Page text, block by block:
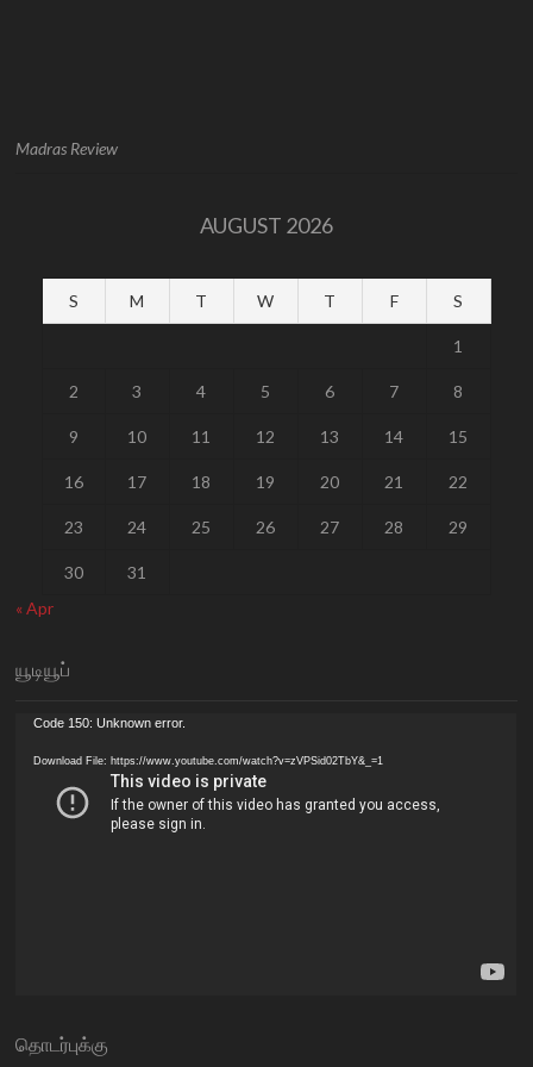
Madras Review
AUGUST 2026
S M T W T F S
1
2 3 4 5 6 7 8
9 10 11 12 13 14 15
16 17 18 19 20 21 22
23 24 25 26 27 28 29
30
31
« Apr
யூடியூப்
Video
Code 150: Unknown error.
Download File: https://www.youtube.com/watch?v=zVPSid02TbY&_=1
தொடர்புக்கு